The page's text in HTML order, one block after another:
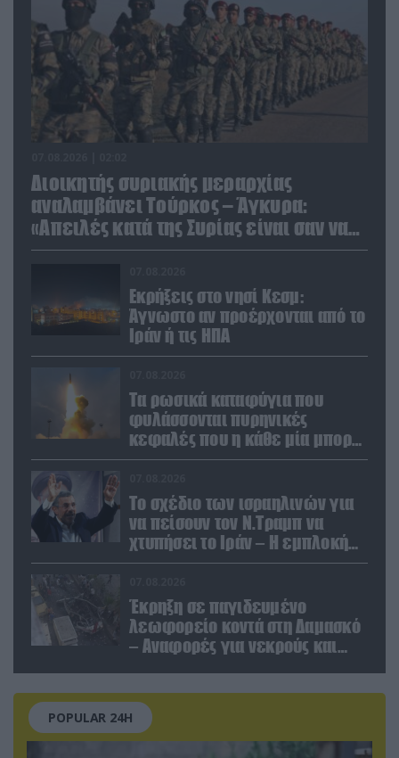
Διοικητής συριακής μεραρχίας
αναλαμβάνει Τούρκος – Άγκυρα:
«Απειλές κατά της Συρίας είναι σαν να
απειλούν εμάς»
Εκρήξεις στο νησί Κεσμ:
Άγνωστο αν προέρχονται από το
Ιράν ή τις ΗΠΑ
Τα ρωσικά καταφύγια που
φυλάσσονται πυρηνικές
κεφαλές που η κάθε μία μπορεί
να καταστρέψει «μία
Το σχέδιο των ισραηλινών για
να πείσουν τον Ν.Τραμπ να
χτυπήσει το Ιράν – Η εμπλοκή
του Μ.Αχμαντινετζάντ
Έκρηξη σε παγιδευμένο
λεωφορείο κοντά στη Δαμασκό
– Αναφορές για νεκρούς και
POPULAR 24H